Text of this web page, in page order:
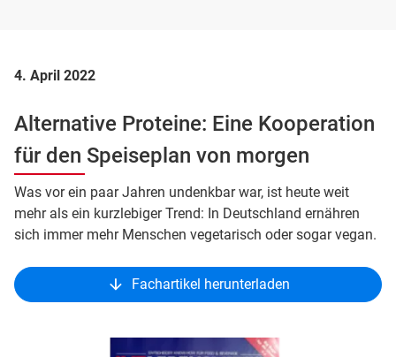
4. April 2022
Alternative Proteine: Eine Kooperation
für den Speiseplan von morgen
Was vor ein paar Jahren undenkbar war, ist heute weit
mehr als ein kurzlebiger Trend: In Deutschland ernähren
sich immer mehr Menschen vegetarisch oder sogar vegan.
Fachartikel herunterladen